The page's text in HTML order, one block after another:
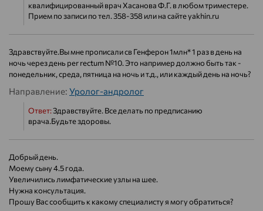
квалифицированный врач Хасанова Ф.Г. в любом триместере.
Прием по записи по тел. 358-358 или на сайте yakhin.ru
Здравствуйте.Вы мне прописали св Генферон 1млн* 1 раз в день на
ночь через день per rectum №10. Это например должно быть так -
понедельник, среда, пятница на ночь и т.д., или каждый день на ночь?
Направление: Уролог-андролог
Ответ:Здравствуйте. Все делать по предписанию
врача.Будьте здоровы.
Добрый день.
Моему сыну 4.5 года.
Увеличились лимфатические узлы на шее.
Нужна консультация.
Прошу Вас сообщить к какому специалисту я могу обратиться?